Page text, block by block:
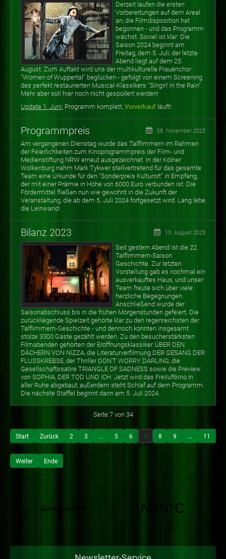
Derzeit laufen die ersten
Vorbereitungen auf dem Areal
an, die Filmdisposition hat
begonnen - und das Programm
wächst. Soviel ist klar: Die
Saison 2024 beginnt am
Freitag, dem 5. Juli, der letzte
Abend liegt auf dem 25.
August. Zum Auftakt wird uns der multikulturelle Frauenchor
"Women of Wuppertal" beglücken - gefolgt von einem Screening
des perfekt restaurierten Musical-Klassikers "Singin' in the Rain".
Mehr aber soll hier noch nicht gespoilert werden!
Update 1. Juni: Programm komplett, Vorverkauf läuft!
Programmpreis 08. November 2023
Am vergangenen Dienstag wurde das Talflimmern im Rahmen
der Feierlichkeiten zum Kinoprogrammpreis der Film- und
Medienstiftung NRW erneut ausgezeichnet. In der Kölner
Wolkenburg nahm Mark Tykwer stellvertretend für das gesamte
Team eine Urkunde für den "Sonderpreis Kulturort" in Empfang,
der mit einer Prämie in Höhe von 6000 Euro verbunden ist. Die
Fördermittel fließen nun wie gewohnt in die Zukunft der
Veranstaltung, die ab dem 5. Juli 2024 fortgesetzt wird. Lang lebe
die Leinwand!
Bilanz 2023 13. August 2023
Seit gestern Abend ist die 22.
Talflimmern-Saison
Geschichte. Zur letzten
Vorstellung gab es nochmal ein
ausverkauftes Haus, und unser
Team freute sich über viele
herzliche Begegnungen.
Anschließend wurde der
Saisonabschluss bis in die frühen Morgenstunden gefeiert. Die
zurückliegende Spielzeit gehörte klar zu den regenreichsten der
Talflimmern-Geschichte - und dennoch konnten insgesamt
stolze 3300 Gäste gezählt werden. Zu den besucherstärksten
Filmabenden gehörten der Eröffnungsklassiker ÜBER DEN
DÄCHERN VON NIZZA, die Literaturverfilmung DER GESANG DER
FLUSSKREBSE, der Thriller DON'T WORRY DARLING, die
Gesellschaftssatire TRIANGLE OF SADNESS sowie die Preview
von SOPHIA, DER TOD UND ICH. Jetzt wird das Freiluftkino in
aller Ruhe abgebaut, außerdem steht Schlaf auf dem Programm.
Die nächste Staffel beginnt dann am 5. Juli 2024.
Seite 7 von 34
Start Zurück 2 3 ... 5 6 7 8 9 ... 11
Weiter Ende